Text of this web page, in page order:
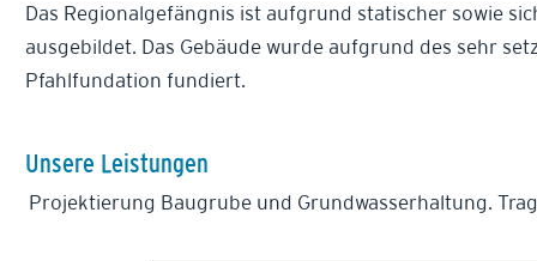
Das Regionalgefängnis ist aufgrund statischer sowie
ausgebildet. Das Gebäude wurde aufgrund des sehr
Pfahlfundation fundiert.
Unsere Leistungen
Projektierung Baugrube und Grundwasserhaltung.